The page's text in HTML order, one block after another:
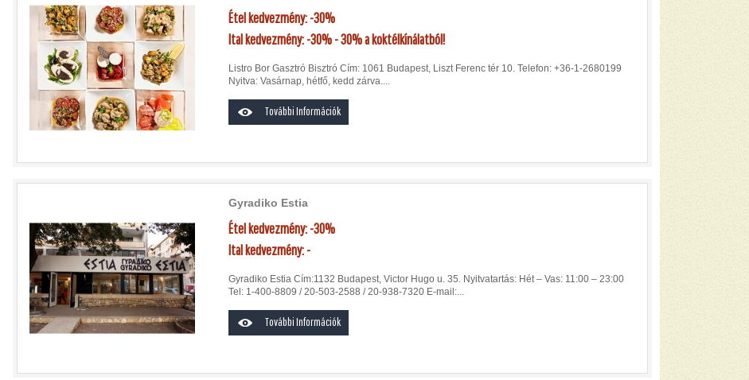
Étel kedvezmény: -30%
Ital kedvezmény: -30% - 30% a koktélkínálatból!
Listro Bor Gasztró Bisztró Cím: 1061 Budapest, Liszt Ferenc tér 10. Telefon: +36-1-2680199
Nyitva: Vasárnap, hétfő, kedd zárva....
További Információk
Gyradiko Estia
Étel kedvezmény: -30%
Ital kedvezmény: -
Gyradiko Estia Cím:1132 Budapest, Victor Hugo u. 35. Nyitvatartás: Hét – Vas: 11:00 – 23:00
Tel: 1-400-8809 / 20-503-2588 / 20-938-7320 E-mail:...
További Információk